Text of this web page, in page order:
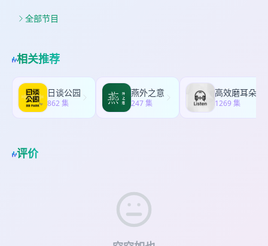
而变化，这也是我们觉得有趣的地方。 本期插曲片
Bunnymen 节目微博：@纸谈综艺 本期主播：金
金、一丹
娣想聊》和《小姐不熙娣》 [33:16]《老娘的老娘》
里分享的大S故事现实中再次上演 [36:19]《朋友请
听好》 [43:23] 综艺制作团队的专精领域 [45:00]
《爱乐之都》 [48:10] 一丹入门 PS4，又聊了会游戏
[53:03] 金金在追《25 21》和土甜的《社内相亲》
[53:56] 下一期准备聊聊大小S [56:43]《花束般的恋
全部节目
相关推荐
日谈公园
862 集
燕外之意
247 集 1269 集
评价